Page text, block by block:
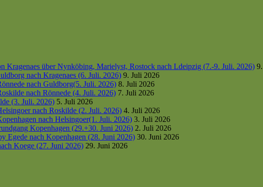
Kragenaes über Nynköbing, Marielyst, Rostock nach Ldeipzig (7.-9. Juli. 2026)
nach Kragenaes (6. Juli. 2026) 9. Juli 2026
nach Guldborg(5. Juli. 2026) 8. Juli 2026
nach Rönnede (4. Juli. 2026) 7. Juli 2026
(3. Juli. 2026) 5. Juli 2026
nach Roskilde (2. Juli. 2026) 4. Juli 2026
nach Helsingoer(1. Juli. 2026) 3. Juli 2026
Kopenhagen (29.+30. Juni 2026) 2. Juli 2026
Egede nach Kopenhagen (28. Juni 2026) 30. Juni 2026
Koege (27. Juni 2026) 29. Juni 2026